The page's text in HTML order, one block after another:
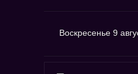
Воскресенье 9